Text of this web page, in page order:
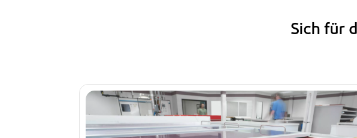
Sich für